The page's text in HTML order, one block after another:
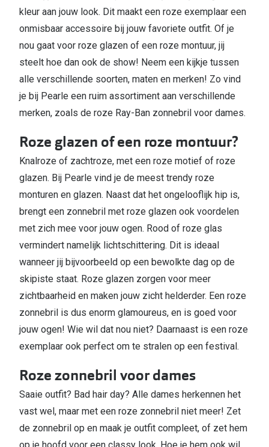
kleur aan jouw look. Dit maakt een roze exemplaar een
onmisbaar accessoire bij jouw favoriete outfit. Of je
nou gaat voor roze glazen of een roze montuur, jij
steelt hoe dan ook de show! Neem een kijkje tussen
alle verschillende soorten, maten en merken! Zo vind
je bij Pearle een ruim assortiment aan verschillende
merken, zoals de roze Ray-Ban zonnebril voor dames.
Roze glazen of een roze montuur?
Knalroze of zachtroze, met een roze motief of roze
glazen. Bij Pearle vind je de meest trendy roze
monturen en glazen. Naast dat het ongelooflijk hip is,
brengt een zonnebril met roze glazen ook voordelen
met zich mee voor jouw ogen. Rood of roze glas
vermindert namelijk lichtschittering. Dit is ideaal
wanneer jij bijvoorbeeld op een bewolkte dag op de
skipiste staat. Roze glazen zorgen voor meer
zichtbaarheid en maken jouw zicht helderder. Een roze
zonnebril is dus enorm glamoureus, en is goed voor
jouw ogen! Wie wil dat nou niet? Daarnaast is een roze
exemplaar ook perfect om te stralen op een festival.
Roze zonnebril voor dames
Saaie outfit? Bad hair day? Alle dames herkennen het
vast wel, maar met een roze zonnebril niet meer! Zet
de zonnebril op en maak je outfit compleet, of zet hem